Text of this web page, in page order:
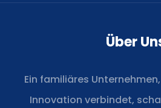
Über
Ein familiäres
Innovation verbindet,